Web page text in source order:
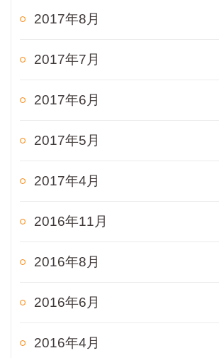
2017年8月
2017年7月
2017年6月
2017年5月
2017年4月
2016年11月
2016年8月
2016年6月
2016年4月